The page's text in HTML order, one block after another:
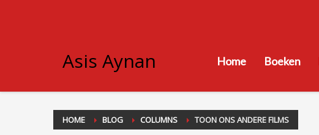
Asis Aynan Home Boeken
HOME BLOG COLUMNS TOON ONS ANDERE FILMS